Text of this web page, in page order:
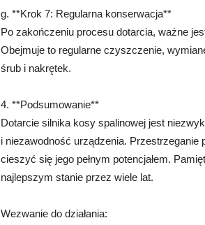
g. **Krok 7: Regularna konserwacja**
Po zakończeniu procesu dotarcia, ważne
Obejmuje to regularne czyszczenie,
śrub i nakrętek.
4. **Podsumowanie**
Dotarcie silnika kosy spalinowej jest
i niezawodność urządzenia.
cieszyć się jego pełnym potencjałem.
najlepszym stanie przez wiele lat.
Wezwanie do działania: